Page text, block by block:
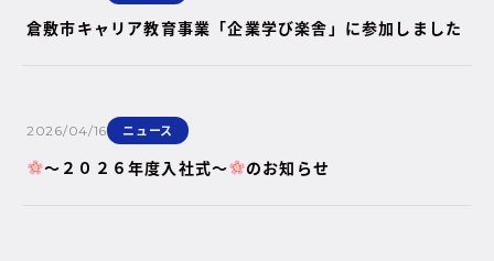
倉敷市キャリア教育事業「企業学び楽舎」に参加しました
2026/04/16 ニュース
～２０２６年度入社式～ のお知らせ